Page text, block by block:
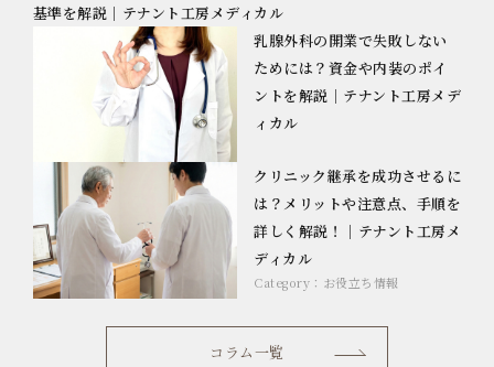
基準を解説｜テナント工房メディカル
乳腺外科の開業で失敗しない
ためには？資金や内装のポイ
ントを解説｜テナント工房メデ
ィカル
クリニック継承を成功させるに
は？メリットや注意点、手順を
詳しく解説！｜テナント工房メ
ディカル
Category： お役立ち情報
コラム一覧